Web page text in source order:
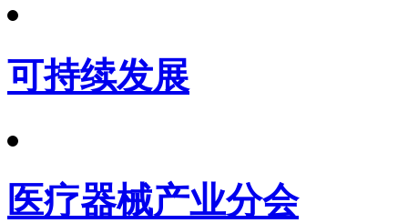
可持续发展
医疗器械产业分会